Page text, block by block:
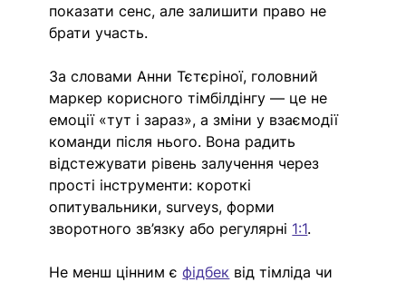
показати сенс, але залишити право не
брати участь.
За словами Анни Тєтєріної, головний
маркер корисного тімбілдінгу — це не
емоції «тут і зараз», а зміни у взаємодії
команди після нього. Вона радить
відстежувати рівень залучення через
прості інструменти: короткі
опитувальники, surveys, форми
зворотного зв’язку або регулярні 1:1.
Не менш цінним є фідбек від тімліда чи